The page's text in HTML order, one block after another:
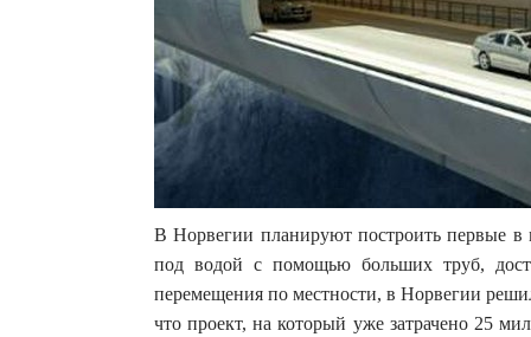
В Норвегии планируют построить первые
под водой с помощью больших труб,
перемещения по местности, в Норвегии
что проект, на который уже затрачено 25